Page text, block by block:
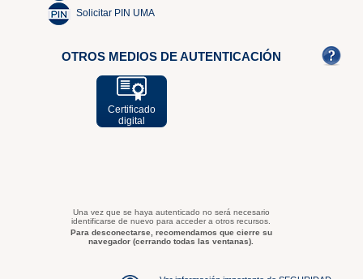
Solicitar PIN UMA
OTROS MEDIOS DE AUTENTICACIÓN
Certificado
digital
Una vez que se haya autenticado no será necesario
identificarse de nuevo para acceder a otros recursos.
Para desconectarse, recomendamos que cierre su
navegador (cerrando todas las ventanas).